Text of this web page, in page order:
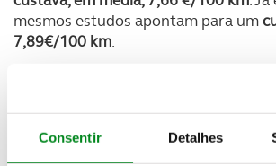
Consentir Detalhes
mesmos estudos apontam para um
7,89€/100 km.
ascende aos 9,84 €/100 km.